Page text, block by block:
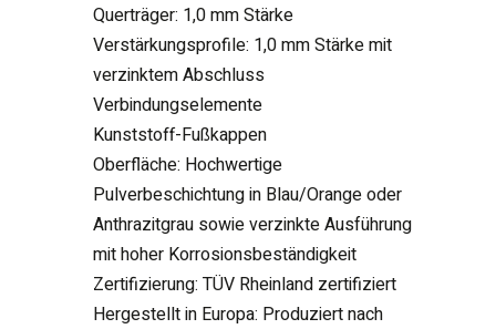
Querträger: 1,0 mm Stärke
Verstärkungsprofile: 1,0 mm Stärke mit
verzinktem Abschluss
Verbindungselemente
Kunststoff-Fußkappen
Oberfläche: Hochwertige
Pulverbeschichtung in Blau/Orange oder
Anthrazitgrau sowie verzinkte Ausführung
mit hoher Korrosionsbeständigkeit
Zertifizierung: TÜV Rheinland zertifiziert
Hergestellt in Europa: Produziert nach